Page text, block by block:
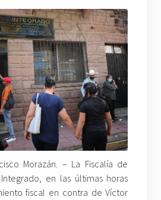
Morazán. – La Fiscalía de
en las últimas horas
fiscal en contra de Víctor